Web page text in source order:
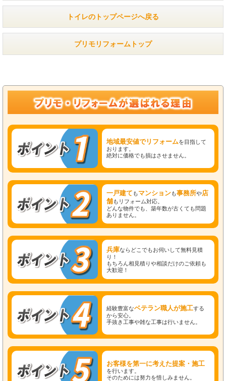
トイレのトップページへ戻る
プリモリフォームトップ
地域最安値でリフォームを目指して
おります。
絶対に価格でも損はさせません。
一戸建て もマンションも事務所や店
舗もリフォーム対応。
どんな物件でも、築年数が古くても問題
ありません。
兵庫ならどこでもお伺いして無料見積
り！
もちろん相見積りや相談だけのご依頼も
大歓迎！
経験豊富なベテラン職人が施工する
から安心。
手抜き工事や雑な工事は行いません。
お客様を第一に考えた提案・施工
を行います。
そのためには努力を惜しみません。